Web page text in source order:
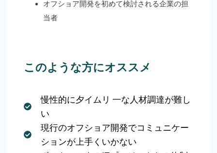
オフショア開発を初めて検討される企業の担
当者
このような方にオススメ
慢性的に夕イムリ 一な人材調達が難し
い
現行のオフショア開発でコミュニケー
ションが上手くいかない